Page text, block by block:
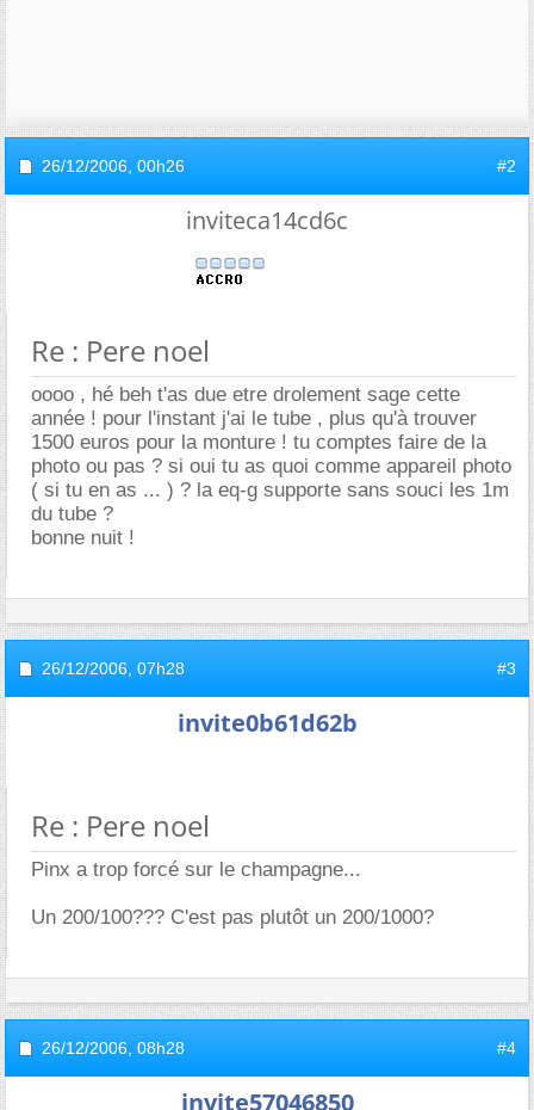
26/12/2006, 00h26 #2
inviteca14cd6c
Re : Pere noel
oooo , hé beh t'as due etre drolement sage cette
année ! pour l'instant j'ai le tube , plus qu'à trouver
1500 euros pour la monture ! tu comptes faire de la
photo ou pas ? si oui tu as quoi comme appareil photo
( si tu en as ... ) ? la eq-g supporte sans souci les 1m
du tube ?
bonne nuit !
26/12/2006, 07h28 #3
invite0b61d62b
Re : Pere noel
Pinx a trop forcé sur le champagne...
Un 200/100??? C'est pas plutôt un 200/1000?
26/12/2006, 08h28 #4
invite57046850